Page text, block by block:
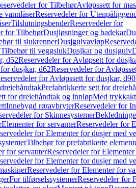
for TilbehørAvløpssett for
vannlåserReservedeler for
TilslutningsbenderReservedeler for
for TilbehørDusjløsninger og badekar
til slukrennerDusjgulvavløp
til veggslukDusjkar og dusjgulv
d52Reservedeler for Avløpsett for
dusjkar, d62Reservedeler for
for Avløpssett for dusjkar, d90
Prefabrikkerte sett for
for dreiehåndtak og innløpMed
Innebygd røravbryterReservedeler for
for Skinnesystemer
Elementer for servanterReservedeler for
for Elementer for dusjer med
Tilbehør for prefabrikerte
for servanterReservedeler for
for Elementer for dusjer med
Reservedeler for Elementer for
For tilførselssystemerReservedeler for